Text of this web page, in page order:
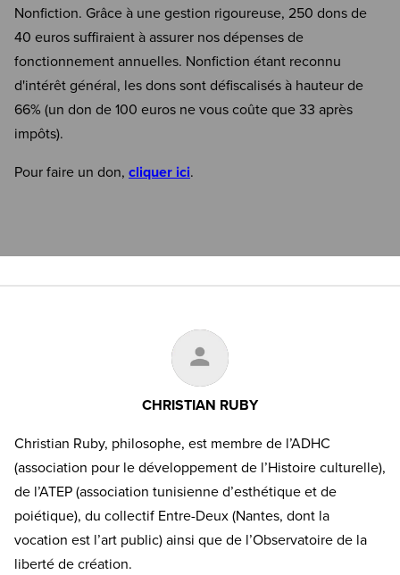
Nonfiction. Grâce à une gestion rigoureuse, 250 dons de
40 euros suffiraient à assurer nos dépenses de
fonctionnement annuelles. Nonfiction étant reconnu
d'intérêt général, les dons sont défiscalisés à hauteur de
66% (un don de 100 euros ne vous coûte que 33 après
impôts).
Pour faire un don, cliquer ici.
CHRISTIAN RUBY
Christian Ruby, philosophe, est membre de l’ADHC
(association pour le développement de l’Histoire culturelle),
de l’ATEP (association tunisienne d’esthétique et de
poiétique), du collectif Entre-Deux (Nantes, dont la
vocation est l’art public) ainsi que de l’Observatoire de la
liberté de création.